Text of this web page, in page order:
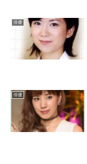
俳優
俳優